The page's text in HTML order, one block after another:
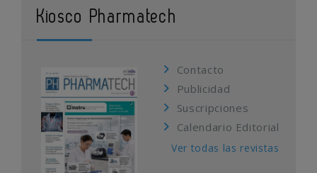
Kiosco Pharmatech
Contacto
Publicidad
Suscripciones
Calendario Editorial
Ver todas las revistas